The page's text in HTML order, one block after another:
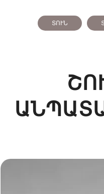
ՏՈՒՆ